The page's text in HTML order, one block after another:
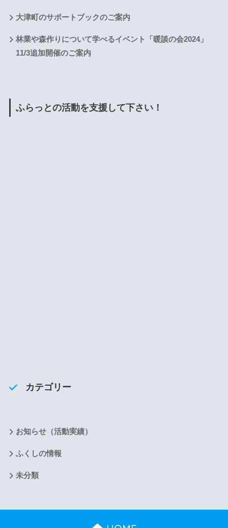
大津町のサポートブックのご案内
林業や森作りについて学べるイベント「暖談の会2024」
11/3追加開催のご案内
ふらっとの活動を支援して下さい！
カテゴリー
お知らせ（活動実績）
ふくしの情報
未分類